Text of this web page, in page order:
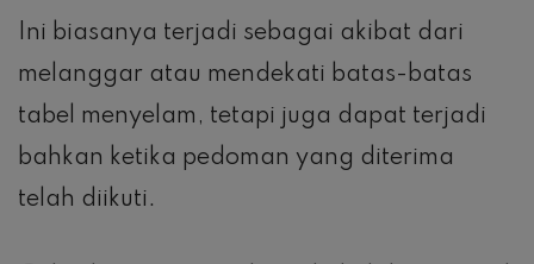
Ini biasanya terjadi sebagai akibat dari
melanggar atau mendekati batas-batas
tabel menyelam, tetapi juga dapat terjadi
bahkan ketika pedoman yang diterima
telah diikuti.